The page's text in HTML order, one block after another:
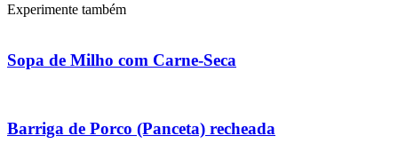
Experimente também
Sopa de Milho com Carne-Seca
Barriga de Porco (Panceta) recheada